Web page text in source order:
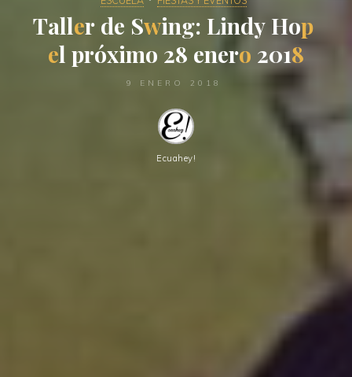
Taller de
e S
Swing: Lindy Ho
op
el próx
ximo 228 enero 20
0 18
9 ENERO 2018
Ecuahey!